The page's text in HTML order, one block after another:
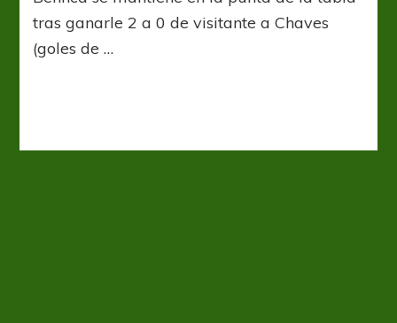
vuelan
tras ganarle 2 a 0 de visitante a Chaves
(goles de …